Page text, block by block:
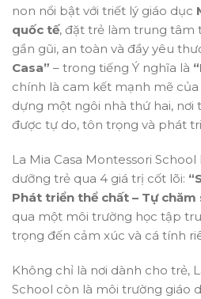
non nổi bật với triết lý giáo dục
quốc tế, đặt trẻ làm trung tâm
gần gũi, an toàn và đầy yêu
Casa” – trong tiếng Ý nghĩa là
chính là cam kết mạnh mẽ
dựng một ngôi nhà thứ hai, nơi
được tự do, tôn trọng và phát
La Mia Casa Montessori
dưỡng trẻ qua 4 giá trị cốt lõi:
Phát triển thể chất – Tự chăm
qua một môi trường học tập
trọng đến cảm xúc và cá tính
Không chỉ là nơi dành cho trẻ,
School còn là môi trường giáo